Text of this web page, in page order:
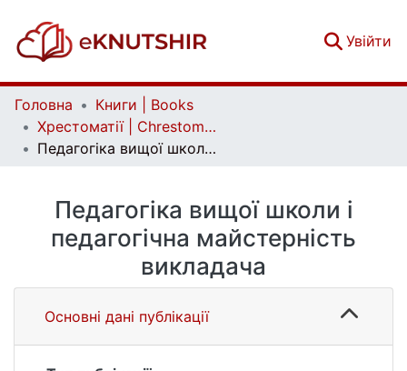
Увійти
Головна
Книги | Books
Хрестоматії | Chrestomathies
Педагогіка вищої школи і педагогічна майстерність викладача
Педагогіка вищої школи і
педагогічна майстерність
викладача
Основні дані публікації